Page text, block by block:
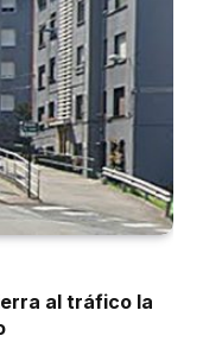
al tráfico la